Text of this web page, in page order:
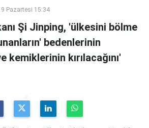
Pazartesi 15:34
Şi Jinping, 'ülkesini bölme
bedenlerinin
kemiklerinin kırılacağını'